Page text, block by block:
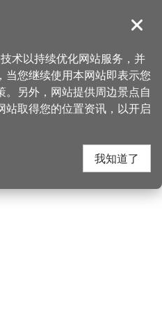
導覽
忠贞甩饼
景点
关闭
术以持续优化网站服务，并
当您继续使用本网站即表示您
另外，网站提供周边景点自
站取得您的位置资讯，以开启
我知道了